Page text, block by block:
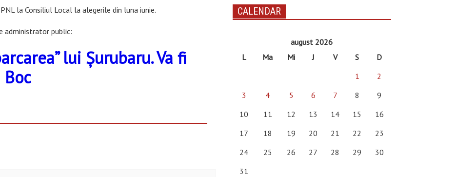
la Consiliul Local la alegerile din luna iunie.
administrator public:
lui Șurubaru. Va fi
CALENDAR
august 2026
L
Ma Mi J V S
D
1
2
3
4 5 6 7 8
9
10
11 12 13 14 15
16
17
18 19 20 21 22
23
24
25 26 27 28 29
30
31